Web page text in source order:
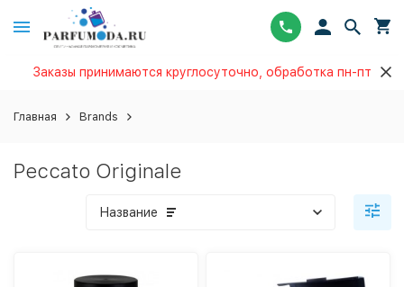
Заказы принимаются круглосуточно, обработка пн-пт
Главная Brands
Peccato Originale
Название